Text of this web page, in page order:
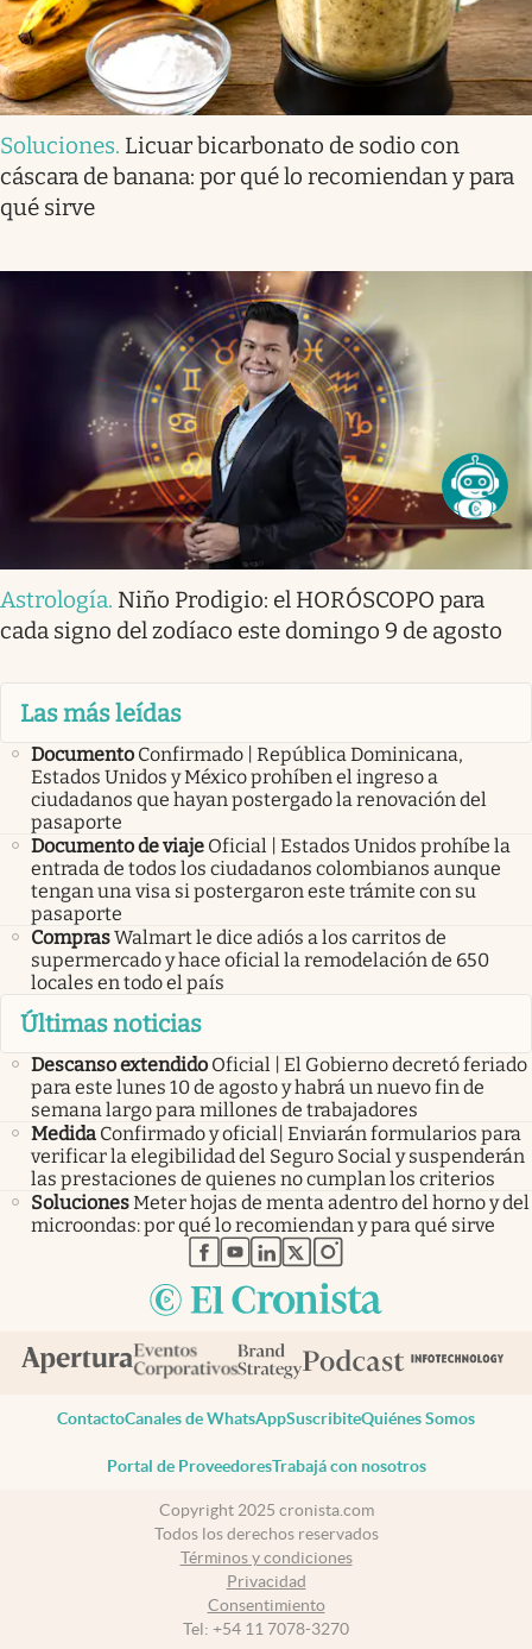
Soluciones. Licuar bicarbonato de sodio con
cáscara de banana: por qué lo recomiendan y para
qué sirve
Astrología. Niño Prodigio: el HORÓSCOPO para
cada signo del zodíaco este domingo 9 de agosto
Las más leídas
Documento Confirmado | República Dominicana,
Estados Unidos y México prohíben el ingreso a
ciudadanos que hayan postergado la renovación del
pasaporte
Documento de viaje Oficial | Estados Unidos prohíbe la
entrada de todos los ciudadanos colombianos aunque
tengan una visa si postergaron este trámite con su
pasaporte
ComprasWalmart le dice adiós a los carritos de
supermercado y hace oficial la remodelación de 650
locales en todo el país
Últimas noticias
Descanso extendido Oficial | El Gobierno decretó feriado
para este lunes 10 de agosto y habrá un nuevo fin de
semana largo para millones de trabajadores
Medida Confirmado y oficial| Enviarán formularios para
verificar la elegibilidad del Seguro Social y suspenderán
las prestaciones de quienes no cumplan los criterios
SolucionesMeter hojas de menta adentro del horno y del
microondas: por qué lo recomiendan y para qué sirve
abre en nueva pestaña
abre en nueva pestaña
abre en nueva pestaña
abre en nueva pestaña
abre en nueva pestaña
ContactoCanales de WhatsAppSuscribiteQuiénes Somos
Portal de ProveedoresTrabajá con nosotros
Copyright 2025 cronista.com
Todos los derechos reservados
Términos y condiciones
Privacidad
Consentimiento
Tel: +54 11 7078-3270